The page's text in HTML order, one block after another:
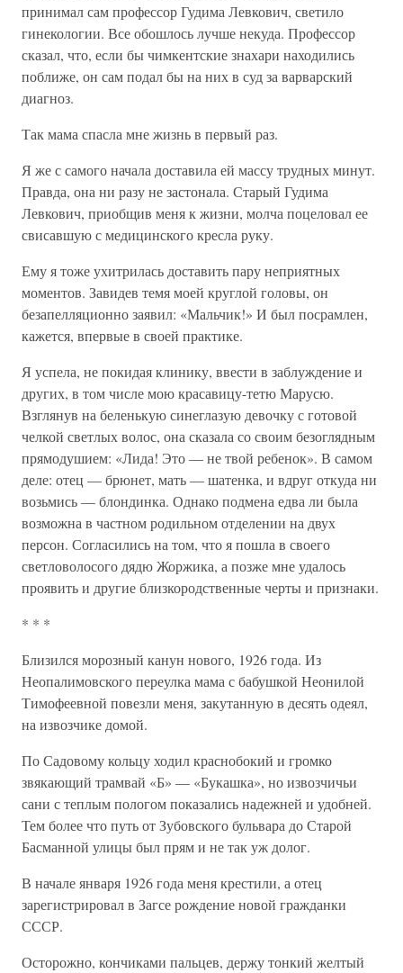
принимал сам профессор Гудима Левкович, светило
гинекологии. Все обошлось лучше некуда. Профессор
сказал, что, если бы чимкентские знахари находились
поближе, он сам подал бы на них в суд за варварский
диагноз.
Так мама спасла мне жизнь в первый раз.
Я же с самого начала доставила ей массу трудных минут.
Правда, она ни разу не застонала. Старый Гудима
Левкович, приобщив меня к жизни, молча поцеловал ее
свисавшую с медицинского кресла руку.
Ему я тоже ухитрилась доставить пару неприятных
моментов. Завидев темя моей круглой головы, он
безапелляционно заявил: «Мальчик!» И был посрамлен,
кажется, впервые в своей практике.
Я успела, не покидая клинику, ввести в заблуждение и
других, в том числе мою красавицу-тетю Марусю.
Взглянув на беленькую синеглазую девочку с готовой
челкой светлых волос, она сказала со своим безоглядным
прямодушием: «Лида! Это — не твой ребенок». В самом
деле: отец — брюнет, мать — шатенка, и вдруг откуда ни
возьмись — блондинка. Однако подмена едва ли была
возможна в частном родильном отделении на двух
персон. Согласились на том, что я пошла в своего
светловолосого дядю Жоржика, а позже мне удалось
проявить и другие близкородственные черты и признаки.
* * *
Близился морозный канун нового, 1926 года. Из
Неопалимовского переулка мама с бабушкой Неонилой
Тимофеевной повезли меня, закутанную в десять одеял,
на извозчике домой.
По Садовому кольцу ходил краснобокий и громко
звякающий трамвай «Б» — «Букашка», но извозчичьи
сани с теплым пологом показались надежней и удобней.
Тем более что путь от Зубовского бульвара до Старой
Басманной улицы был прям и не так уж долог.
В начале января 1926 года меня крестили, а отец
зарегистрировал в Загсе рождение новой гражданки
СССР.
Осторожно, кончиками пальцев, держу тонкий желтый